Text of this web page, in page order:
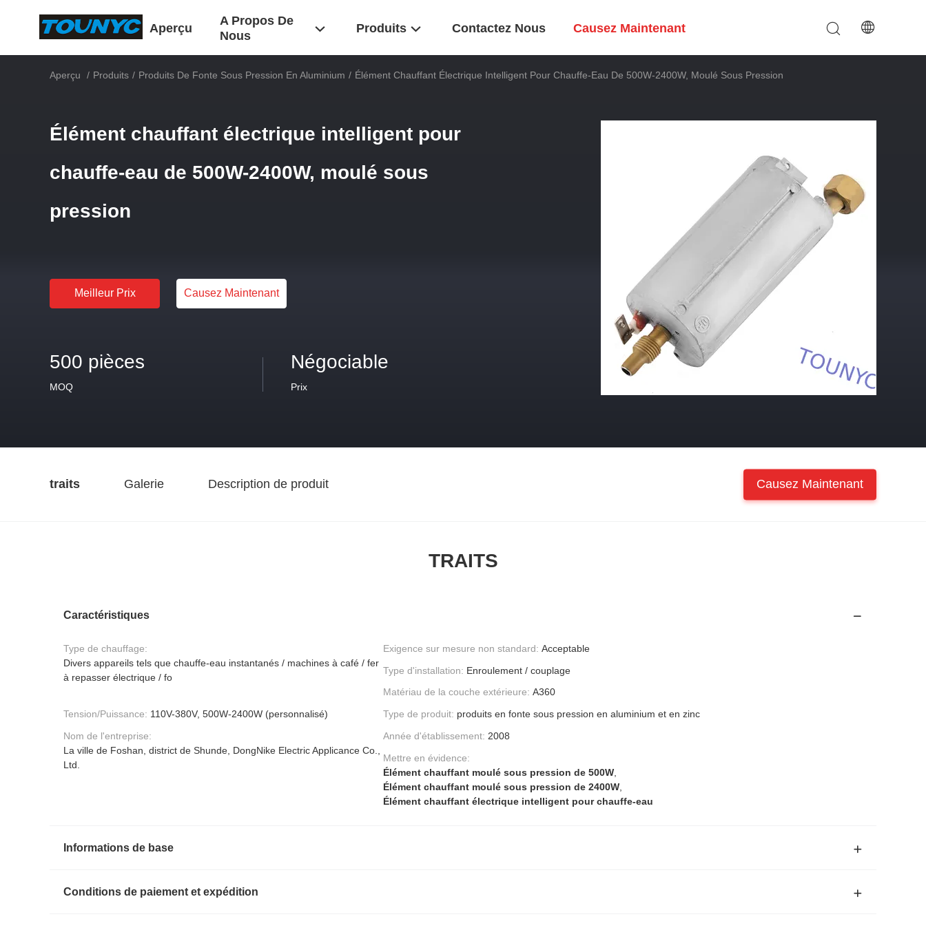
Aperçu
A Propos De
Nous
Produits Contactez Nous Causez Maintenant
Aperçu / Produits / Produits De Fonte Sous Pression En Aluminium / Élément Chauffant Électrique Intelligent Pour Chauffe-Eau De 500W-2400W, Moulé Sous Pression
Élément chauffant électrique intelligent pour
chauffe-eau de 500W-2400W, moulé sous
pression
Meilleur Prix Causez Maintenant
500 pièces
MOQ
Négociable
Prix
traits Galerie Description de produit Causez Maintenant
TRAITS
Caractéristiques
Type de chauffage:
Divers appareils tels que chauffe-eau instantanés / machines à café / fer
à repasser électrique / fo
Exigence sur mesure non standard: Acceptable
Type d'installation: Enroulement / couplage
Matériau de la couche extérieure: A360
Tension/Puissance: 110V-380V, 500W-2400W (personnalisé) Type de produit: produits en fonte sous pression en aluminium et en zinc
Nom de l'entreprise:
La ville de Foshan, district de Shunde, DongNike Electric Applicance Co.,
Ltd.
Année d'établissement: 2008
Mettre en évidence:
Élément chauffant moulé sous pression de 500W
Élément chauffant moulé sous pression de 2400W
Élément chauffant électrique intelligent pour chauffe-eau
Informations de base
Conditions de paiement et expédition